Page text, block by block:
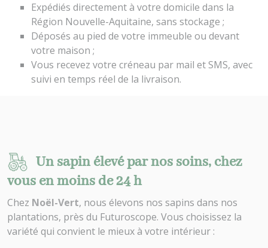
Expédiés directement à votre domicile dans la
Région Nouvelle-Aquitaine, sans stockage ;
Déposés au pied de votre immeuble ou devant
votre maison ;
Vous recevez votre créneau par mail et SMS, avec
suivi en temps réel de la livraison.
Un sapin élevé par nos soins, chez
vous en moins de 24 h
Chez Noël-Vert, nous élevons nos sapins dans nos
plantations, près du Futuroscope. Vous choisissez la
variété qui convient le mieux à votre intérieur :